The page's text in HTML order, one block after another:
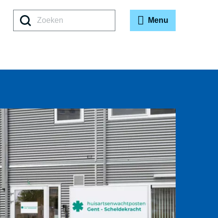
Zoeken
Menu